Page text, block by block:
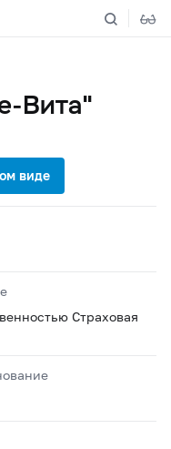
Вита"
Страховая